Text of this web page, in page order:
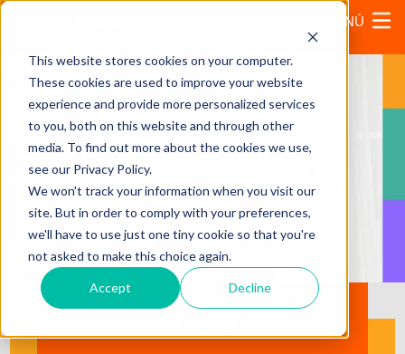
This website stores cookies on your computer.
These cookies are used to improve your website
experience and provide more personalized services
to you, both on this website and through other
media. To find out more about the cookies we use,
see our Privacy Policy.
We won't track your information when you visit our
site. But in order to comply with your preferences,
we'll have to use just one tiny cookie so that you're
not asked to make this choice again.
Accept Decline
MENÚ